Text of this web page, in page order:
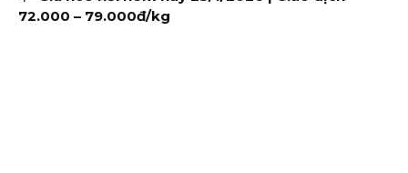
72.000 – 79.000đ/kg